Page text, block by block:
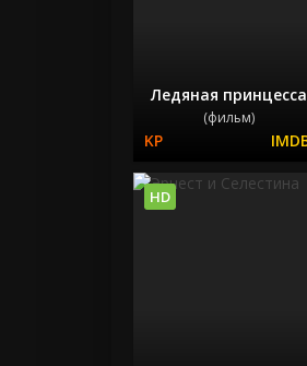
Ледяная принцесса
(фильм)
HD